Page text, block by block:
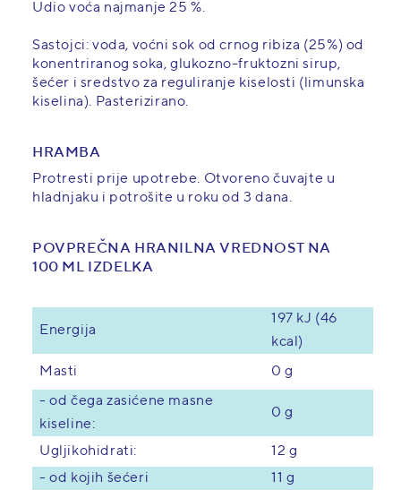
Udio voća najmanje 25 %.
Sastojci: voda, voćni sok od crnog ribiza (25%) od
konentriranog soka, glukozno-fruktozni sirup,
šećer i sredstvo za reguliranje kiselosti (limunska
kiselina). Pasterizirano.
HRAMBA
Protresti prije upotrebe. Otvoreno čuvajte u
hladnjaku i potrošite u roku od 3 dana.
POVPREČNA HRANILNA VREDNOST NA
100 ML IZDELKA
Energija
197 kJ (46
kcal)
Masti 0 g
- od čega zasićene masne
kiseline:
0 g
Ugljikohidrati:
12 g
- od kojih šećeri
11 g